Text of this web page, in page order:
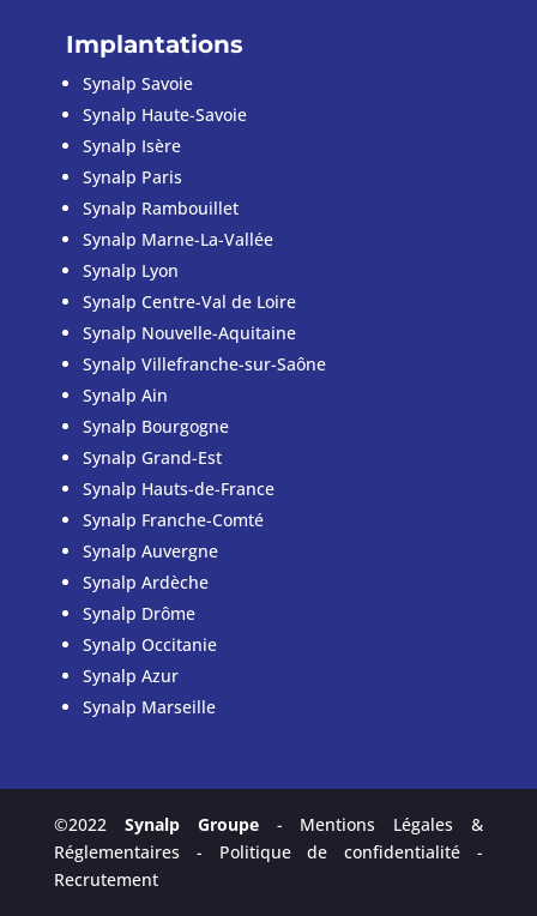
Implantations
Synalp Savoie
Synalp Haute-Savoie
Synalp Isère
Synalp Paris
Synalp Rambouillet
Synalp Marne-La-Vallée
Synalp Lyon
Synalp Centre-Val de Loire
Synalp Nouvelle-Aquitaine
Synalp Villefranche-sur-Saône
Synalp Ain
Synalp Bourgogne
Synalp Grand-Est
Synalp Hauts-de-France
Synalp Franche-Comté
Synalp Auvergne
Synalp Ardèche
Synalp Drôme
Synalp Occitanie
Synalp Azur
Synalp Marseille
©2022 Synalp Groupe- Mentions Légales &
Réglementaires - Politique de confidentialité -
Recrutement